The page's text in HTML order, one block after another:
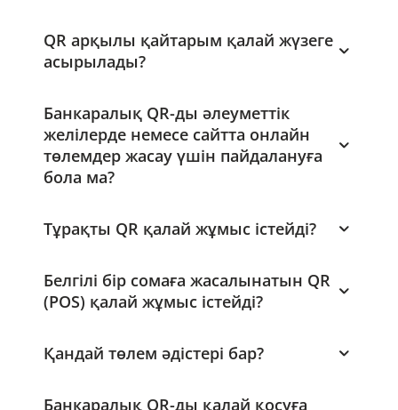
QR арқылы қайтарым қалай жүзеге
асырылады?
Банкаралық QR-ды әлеуметтік
желілерде немесе сайтта онлайн
төлемдер жасау үшін пайдалануға
бола ма?
Тұрақты QR қалай жұмыс істейді?
Белгілі бір сомаға жасалынатын QR
(POS) қалай жұмыс істейді?
Қандай төлем әдістері бар?
Банкаралық QR-ды қалай қосуға